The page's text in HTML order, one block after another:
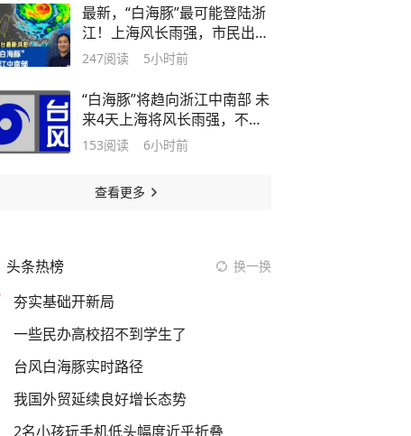
最新，“白海豚”最可能登陆浙
江！上海风长雨强，市民出行
注意安全！
247阅读 5小时前
“白海豚”将趋向浙江中南部 未
来4天上海将风长雨强，不排
除龙卷可能
153阅读 6小时前
查看更多
头条热榜 换一换
夯实基础开新局
一些民办高校招不到学生了
台风白海豚实时路径
我国外贸延续良好增长态势
2名小孩玩手机低头幅度近乎折叠